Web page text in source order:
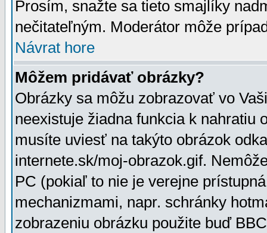
Prosím, snažte sa tieto smajlíky
nečitateľným. Moderátor môže
Návrat hore
Môžem pridávať obrázky?
Obrázky sa môžu zobrazovať vo
neexistuje žiadna funkcia k nahratiu
musíte uviesť na takýto obrázok
internete.sk/moj-obrazok.gif.
PC (pokiaľ to nie je verejne
mechanizmami, napr. schránky
zobrazeniu obrázku použite buď